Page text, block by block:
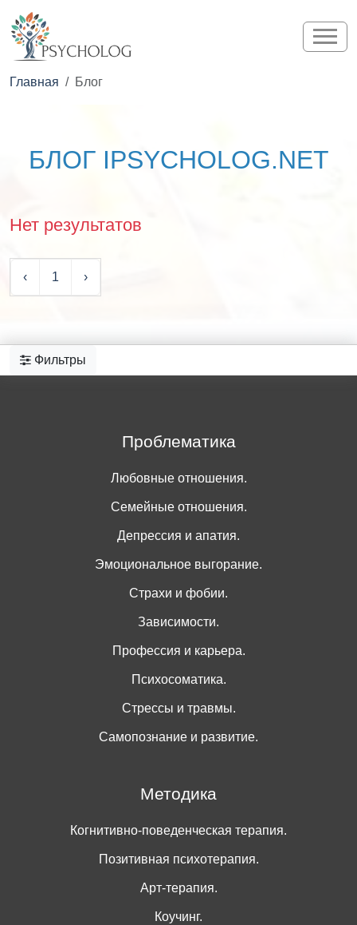
Главная Блог
БЛОГ IPSYCHOLOG.NET
Нет результатов
‹ 1 ›
Фильтры
Проблематика
Любовные отношения.
Семейные отношения.
Депрессия и апатия.
Эмоциональное выгорание.
Страхи и фобии.
Зависимости.
Профессия и карьера.
Психосоматика.
Стрессы и травмы.
Самопознание и развитие.
Методика
Когнитивно-поведенческая терапия.
Позитивная психотерапия.
Арт-терапия.
Коучинг.